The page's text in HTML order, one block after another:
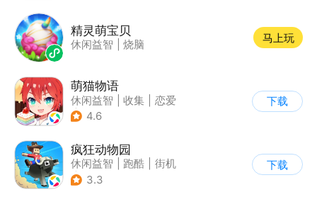
精灵萌宝贝
休闲益智 烧脑
马上玩
萌猫物语
休闲益智 收集
恋爱
| 女性向
4.6
下载
疯狂动物园
休闲益智 跑酷
街机
| 像素风
3.3
下载